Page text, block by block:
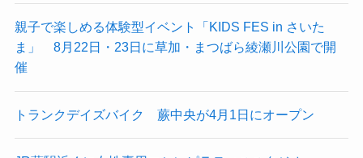
親子で楽しめる体験型イベント「KIDS FES in さいた
ま」 8月22日・23日に草加・まつばら綾瀬川公園で開
催
トランクデイズバイク 蕨中央が4月1日にオープン